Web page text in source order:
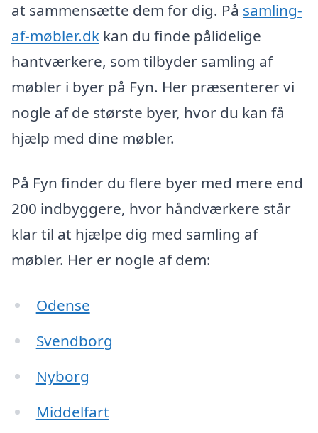
at sammensætte dem for dig. På samling-
af-møbler.dk kan du finde pålidelige
hantværkere, som tilbyder samling af
møbler i byer på Fyn. Her præsenterer vi
nogle af de største byer, hvor du kan få
hjælp med dine møbler.
På Fyn finder du flere byer med mere end
200 indbyggere, hvor håndværkere står
klar til at hjælpe dig med samling af
møbler. Her er nogle af dem:
Odense
Svendborg
Nyborg
Middelfart